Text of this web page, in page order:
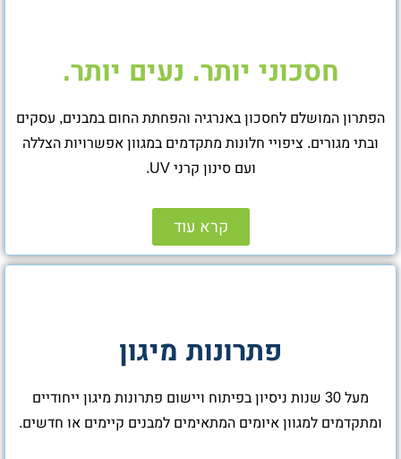
חסכוני יותר. נעים יותר.
הפתרון המושלם לחסכון באנרגיה והפחתת החום במבנים, עסקים
ובתי מגורים. ציפויי חלונות מתקדמים במגוון אפשרויות הצללה
ועם סינון קרני UV.
קרא עוד
פתרונות מיגון
מעל 30 שנות ניסיון בפיתוח ויישום פתרונות מיגון ייחודיים
ומתקדמים למגוון איומים המתאימים למבנים קיימים או חדשים.